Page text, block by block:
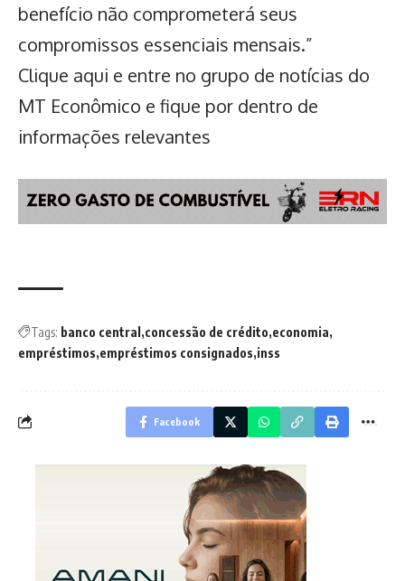
benefício não comprometerá seus
compromissos essenciais mensais.”
Clique aqui e entre no grupo de notícias do
MT Econômico e fique por dentro de
informações relevantes
Tags: banco central concessão de crédito economia
empréstimos empréstimos consignados inss
Facebook